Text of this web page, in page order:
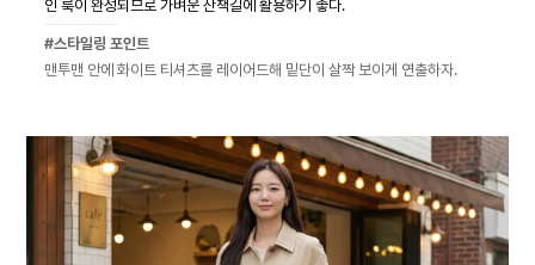
인 룩이 완성되므로 가벼운 산책길에 활용하기 좋다.
#스타일링 포인트
맨투맨 안에 화이트 티셔츠를 레이어드해 밑단이 살짝 보이게 연출하자.